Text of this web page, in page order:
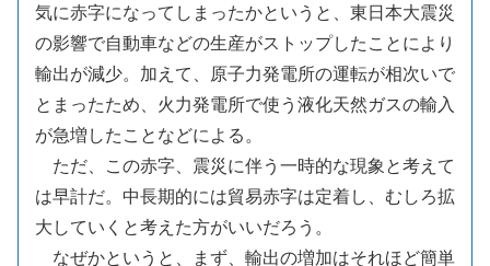
気に赤字になってしまったかというと、東日本大震災
の影響で自動車などの生産がストップしたことにより
輸出が減少。加えて、原子力発電所の運転が相次いで
とまったため、火力発電所で使う液化天然ガスの輸入
が急増したことなどによる。
ただ、この赤字、震災に伴う一時的な現象と考えて
は早計だ。中長期的には貿易赤字は定着し、むしろ拡
大していくと考えた方がいいだろう。
なぜかというと、まず、輸出の増加はそれほど簡単